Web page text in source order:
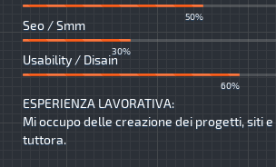
50%
Seo / Smm
30%
Usability / Disain
60%
ESPERIENZA LAVORATIVA:
Mi occupo delle creazione dei progetti, siti
tuttora.